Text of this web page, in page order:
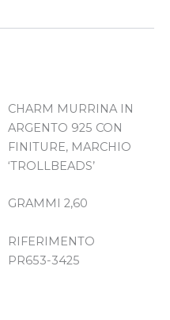
CHARM MURRINA IN
ARGENTO 925 CON
FINITURE, MARCHIO
‘TROLLBEADS’
GRAMMI 2,60
RIFERIMENTO
PR653-3425